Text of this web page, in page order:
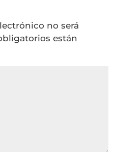
no será
están